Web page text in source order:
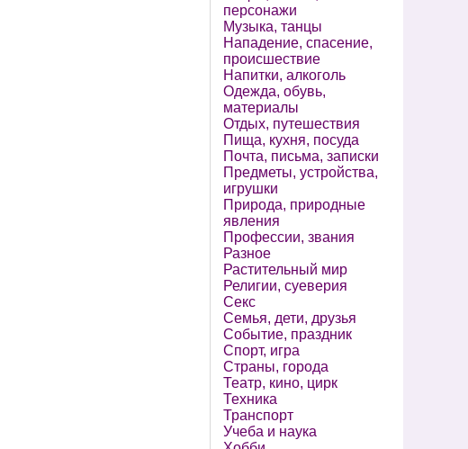
персонажи
Музыка, танцы
Нападение, спасение,
происшествие
Напитки, алкоголь
Одежда, обувь,
материалы
Отдых, путешествия
Пища, кухня, посуда
Почта, письма, записки
Предметы, устройства,
игрушки
Природа, природные
явления
Профессии, звания
Разное
Растительный мир
Религии, суеверия
Секс
Семья, дети, друзья
Событие, праздник
Спорт, игра
Страны, города
Театр, кино, цирк
Техника
Транспорт
Учеба и наука